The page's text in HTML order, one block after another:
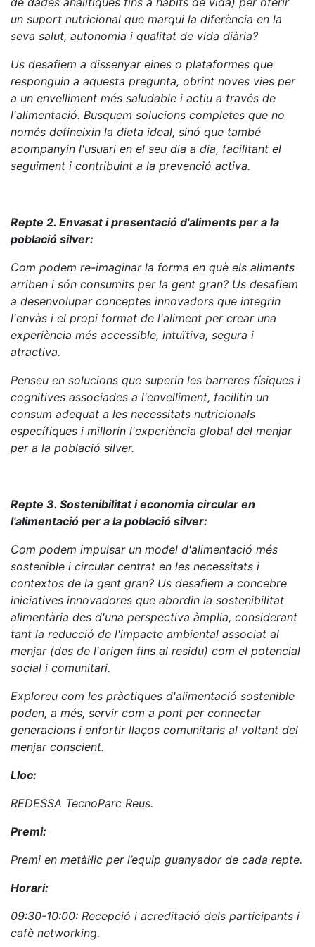
un suport nutricional que marqui la diferència en la
seva salut, autonomia i qualitat de vida diària?
Us desafiem a dissenyar eines o plataformes que
responguin a aquesta pregunta, obrint noves vies per
a un envelliment més saludable i actiu a través de
l'alimentació. Busquem solucions completes que no
només defineixin la dieta ideal, sinó que també
acompanyin l'usuari en el seu dia a dia, facilitant el
seguiment i contribuint a la prevenció activa.
Repte 2. Envasat i presentació d'aliments per a la
població silver:
Com podem re-imaginar la forma en què els aliments
arriben i són consumits per la gent gran? Us desafiem
a desenvolupar conceptes innovadors que integrin
l'envàs i el propi format de l'aliment per crear una
experiència més accessible, intuïtiva, segura i
atractiva.
Penseu en solucions que superin les barreres físiques i
cognitives associades a l'envelliment, facilitin un
consum adequat a les necessitats nutricionals
específiques i millorin l'experiència global del menjar
per a la població silver.
Repte 3. Sostenibilitat i economia circular en
l'alimentació per a la població silver:
Com podem impulsar un model d'alimentació més
sostenible i circular centrat en les necessitats i
contextos de la gent gran? Us desafiem a concebre
iniciatives innovadores que abordin la sostenibilitat
alimentària des d'una perspectiva àmplia, considerant
tant la reducció de l'impacte ambiental associat al
menjar (des de l'origen fins al residu) com el potencial
social i comunitari.
Exploreu com les pràctiques d'alimentació sostenible
poden, a més, servir com a pont per connectar
generacions i enfortir llaços comunitaris al voltant del
menjar conscient.
Lloc:
REDESSA TecnoParc Reus.
Premi:
Premi en metàl·lic per l’equip guanyador de cada repte.
Horari:
09:30-10:00: Recepció i acreditació dels participants i
cafè networking.